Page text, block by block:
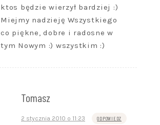
ktos będzie wierzył bardziej :)
Miejmy nadzieję Wszystkiego
co piękne, dobre i radosne w
tym Nowym :) wszystkim :)
Tomasz
2 stycznia 2010 o 11:23 ODPOWIEDZ